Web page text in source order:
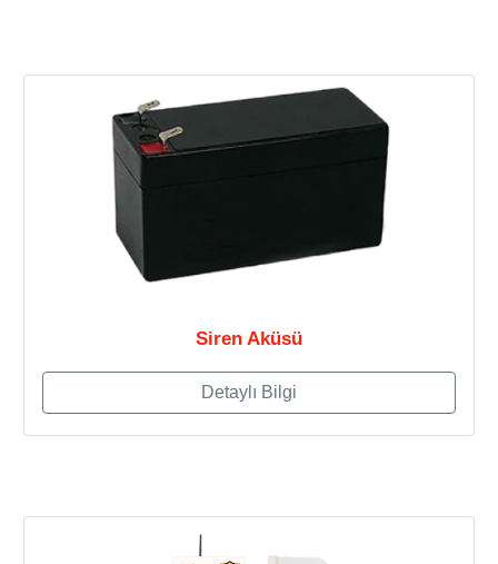
Siren Aküsü
Detaylı Bilgi